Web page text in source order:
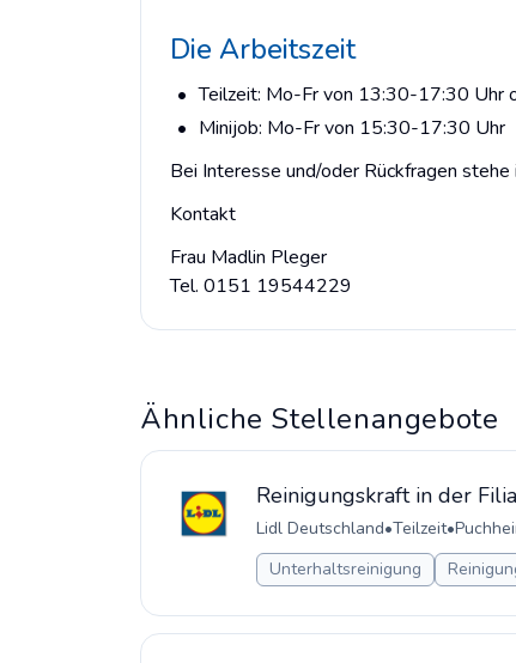
Die Arbeitszeit
Teilzeit: Mo-Fr von 13:30-17:30 Uhr
Minijob: Mo-Fr von 15:30-17:30 Uhr
Bei Interesse und/oder Rückfragen
Kontakt
Frau Madlin Pleger
Tel. 0151 19544229
Ähnliche Stellenangebote
Reinigungskraft in der
Lidl Deutschland•Teilzeit•
Unterhaltsreinigung